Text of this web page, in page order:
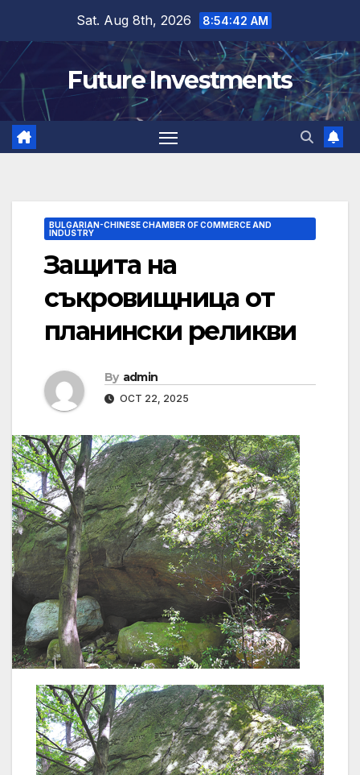
content
Sat. Aug 8th, 2026 8:54:43 AM
Future Investments
BULGARIAN-CHINESE CHAMBER OF COMMERCE AND
INDUSTRY
Защита на
съкровищница от
планински реликви
By admin
OCT 22, 2025